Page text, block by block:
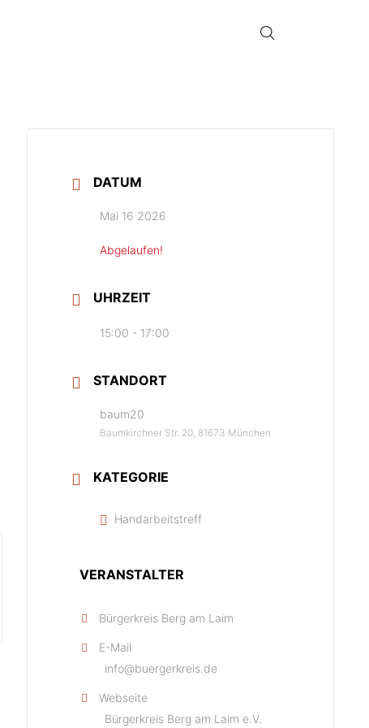
DATUM
Mai 16 2026
Abgelaufen!
UHRZEIT
15:00 - 17:00
STANDORT
baum20
Baumkirchner Str. 20, 81673 München
KATEGORIE
Handarbeitstreff
VERANSTALTER
Bürgerkreis Berg am Laim
E-Mail
info@buergerkreis.de
Webseite
Bürgerkreis Berg am Laim e.V.